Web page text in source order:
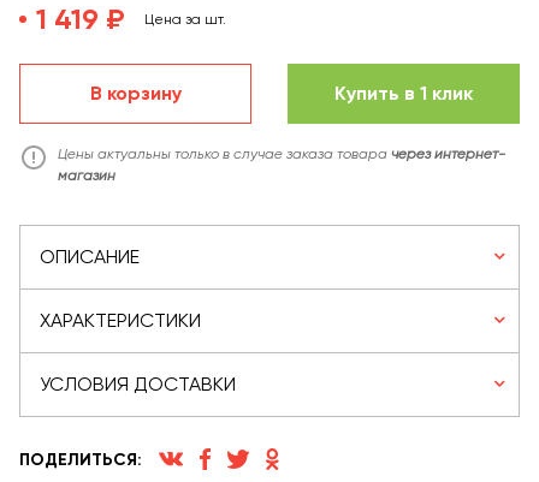
1 419 ₽ Цена за шт.
В корзину Купить в 1 клик
Цены актуальны только в случае заказа товара через интернет-
магазин
ОПИСАНИЕ
ХАРАКТЕРИСТИКИ
УСЛОВИЯ ДОСТАВКИ
ПОДЕЛИТЬСЯ: